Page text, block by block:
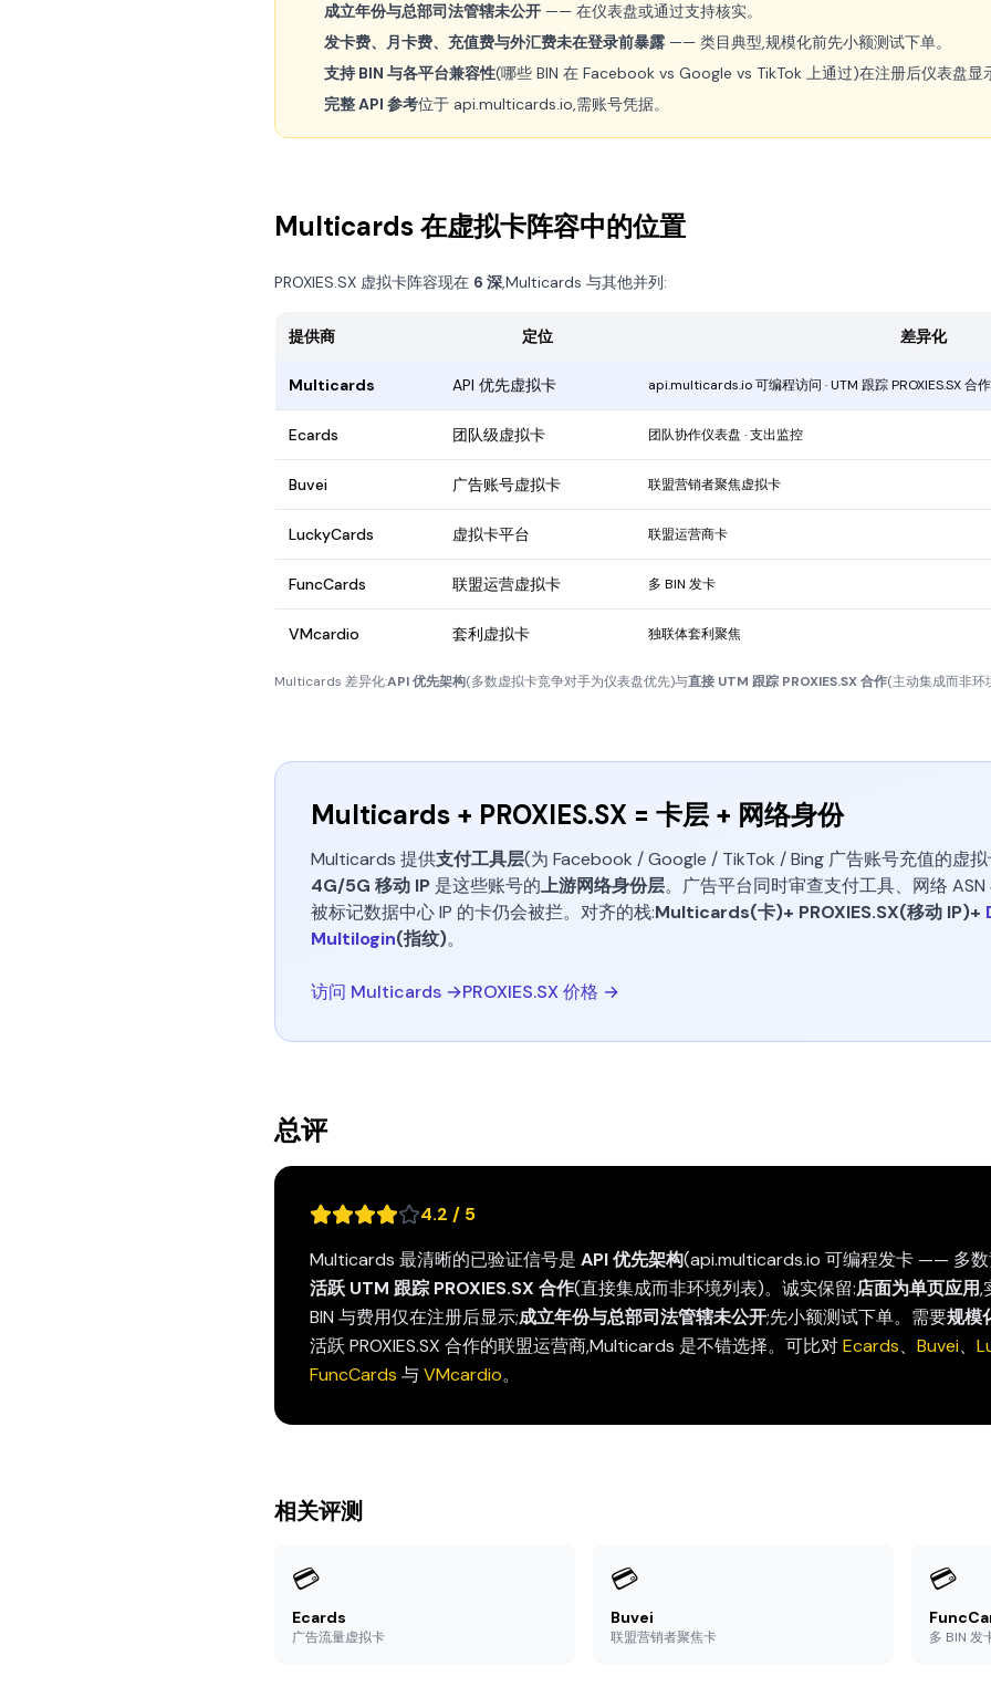
成立年份与总部司法管辖未公开 —— 在仪表盘或通过支持核实。
发卡费、月卡费、充值费与外汇费未在登录前暴露 —— 类目典型,规模化前先小额测试下单。
支持 BIN 与各平台兼容性(哪些 BIN 在 Facebook vs Google vs TikTok 上通过)在注册后仪表盘显
完整 API 参考位于 api.multicards.io,需账号凭据。
Multicards 在虚拟卡阵容中的位置
PROXIES.SX 虚拟卡阵容现在 6 深,Multicards 与其他并列:
提供商 定位 差异化
Multicards API 优先虚拟卡 api.multicards.io 可编程访问 · UTM 跟踪 PROXIES.SX 合
Ecards 团队级虚拟卡 团队协作仪表盘 · 支出监控
Buvei 广告账号虚拟卡 联盟营销者聚焦虚拟卡
LuckyCards 虚拟卡平台 联盟运营商卡
FuncCards 联盟运营虚拟卡 多 BIN 发卡
VMcardio 套利虚拟卡 独联体套利聚焦
Multicards 差异化:API 优先架构(多数虚拟卡竞争对手为仪表盘优先)与直接 UTM 跟踪 PROXIES.SX 合作(主动集成而非环
Multicards + PROXIES.SX = 卡层 + 网络身份
Multicards 提供支付工具层(为 Facebook / Google / TikTok / Bing 广告账号充值的虚拟
4G/5G 移动 IP 是这些账号的上游网络身份层。广告平台同时审查支付工具、网络
被标记数据中心 IP 的卡仍会被拦。对齐的栈:Multicards(卡)+ PROXIES.SX(移动 IP)+
Multilogin(指纹)。
访问 Multicards →PROXIES.SX 价格 →
总评
4.2 / 5
Multicards 最清晰的已验证信号是 API 优先架构(api.multicards.io 可编程发卡 —— 多
活跃 UTM 跟踪 PROXIES.SX 合作(直接集成而非环境列表)。诚实保留:店面为单页应用,
BIN 与费用仅在注册后显示;成立年份与总部司法管辖未公开;先小额测试下单。需要规模
活跃 PROXIES.SX 合作的联盟运营商,Multicards 是不错选择。可比对Ecards、 Buvei、
FuncCards 与VMcardio。
相关评测
💳
Ecards
广告流量虚拟卡
💳
Buvei
联盟营销者聚焦卡
💳
多 BIN 发